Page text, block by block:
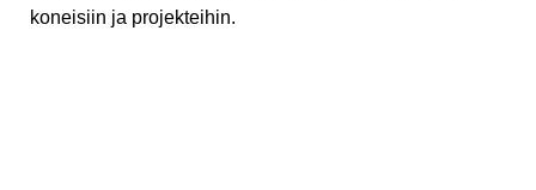
koneisiin ja projekteihin.